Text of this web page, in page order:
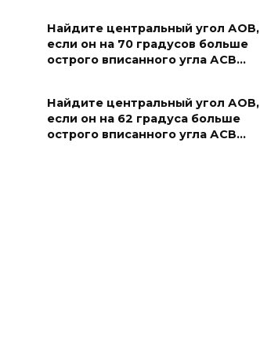
Найдите центральный угол АОВ,
если он на 70 градусов больше
острого вписанного угла АСВ…
Найдите центральный угол АОВ,
если он на 62 градуса больше
острого вписанного угла АСВ…